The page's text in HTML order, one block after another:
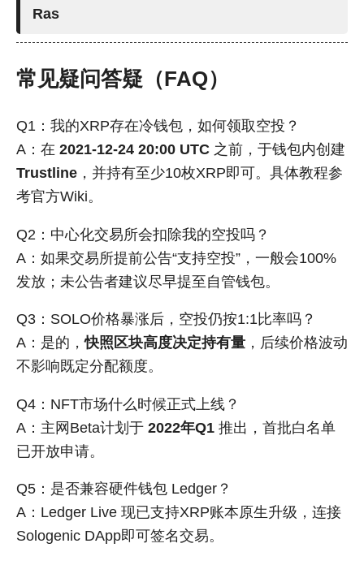
Ras
常见疑问答疑（FAQ）
Q1：我的XRP存在冷钱包，如何领取空投？
A：在 2021-12-24 20:00 UTC 之前，于钱包内创建
Trustline ，并持有至少10枚XRP即可。具体教程参
考官方Wiki。
Q2：中心化交易所会扣除我的空投吗？
A：如果交易所提前公告“支持空投”，一般会100%
发放；未公告者建议尽早提至自管钱包。
Q3：SOLO价格暴涨后，空投仍按1:1比率吗？
A：是的，快照区块高度决定持有量 ，后续价格波动
不影响既定分配额度。
Q4：NFT市场什么时候正式上线？
A：主网Beta计划于 2022年Q1 推出，首批白名单
已开放申请。
Q5：是否兼容硬件钱包 Ledger？
A：Ledger Live 现已支持XRP账本原生升级，连接
Sologenic DApp即可签名交易。